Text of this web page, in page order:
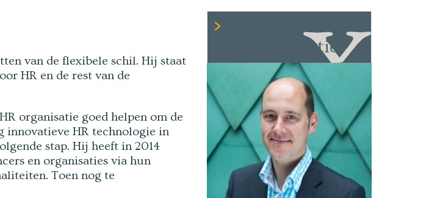
van de flexibele schil. Hij staat
HR en de rest van de
organisatie goed helpen om de
innovatieve HR technologie in
stap. Hij heeft in 2014
en organisaties via hun
Toen nog te
Auteur
informatie